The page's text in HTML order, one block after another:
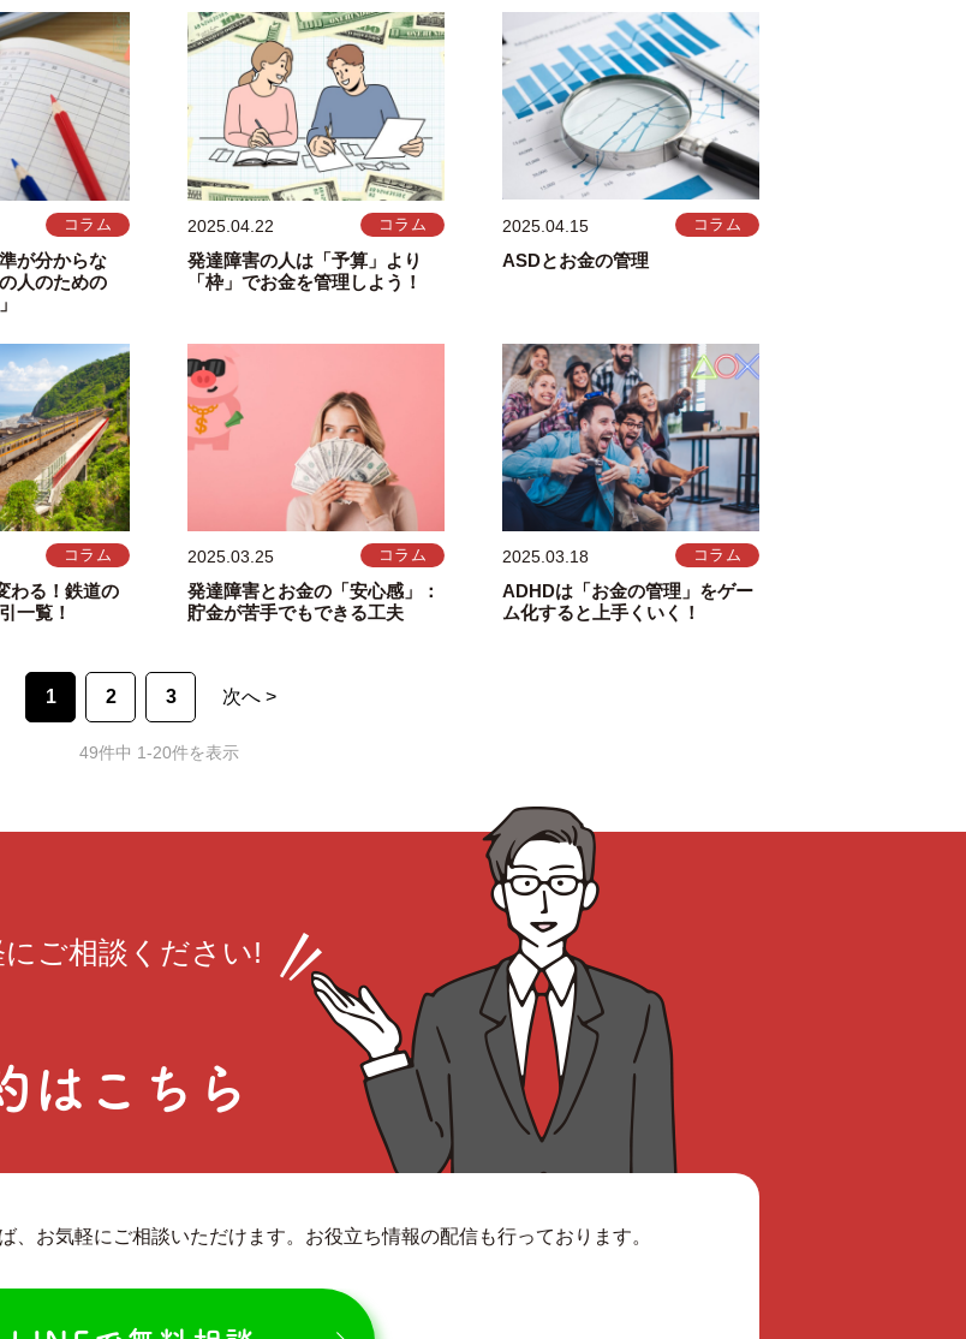
コラム
が分からな
人のための
2025.04.22 コラム
発達障害の人は「予算」より
「枠」でお金を管理しよう！
2025.04.15 コラム
ASDとお金の管理
コラム
わる！鉄道の
一覧！
2025.03.25 コラム
発達障害とお金の「安心感」：
貯金が苦手でもできる工夫
2025.03.18 コラム
ADHDは「お金の管理」をゲー
ム化すると上手くいく！
1 2 3 次へ >
49件中 1-20件を表示
にご相談ください!
はこちら
、お気軽にご相談いただけます。お役立ち情報の配信も行っております。